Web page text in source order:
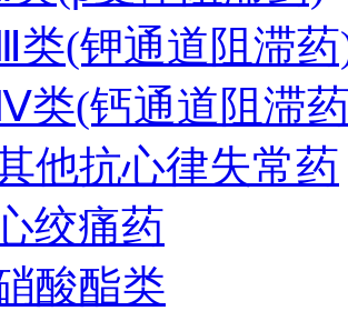
类(钾通道阻滞
类(钙通道阻滞
他抗心律失常药
绞痛药
酸酯类